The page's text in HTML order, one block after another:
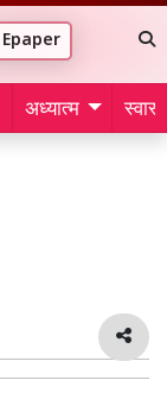
Epaper
अध्यात्म